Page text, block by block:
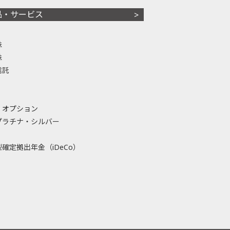
・サービス
託
プション
ラチナ・シルバー
定拠出年金（iDeCo）